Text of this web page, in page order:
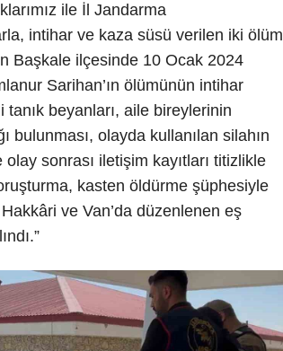
ile İl Jandarma
intihar ve kaza süsü verilen iki ölüm
Başkale ilçesinde 10 Ocak 2024
Sarihan’ın ölümünün intihar
tanık beyanları, aile bireylerinin
bulunması, olayda kullanılan silahın
sonrası iletişim kayıtları titizlikle
kasten öldürme şüphesiyle
ve Van’da düzenlenen eş